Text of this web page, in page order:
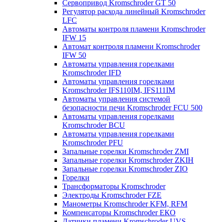
Cервопривод Kromschroder GT 50
Регулятор расхода линейный Kromschroder
LFC
Автоматы контроля пламени Kromschroder
IFW 15
Автомат контроля пламени Kromschroder
IFW 50
Автоматы управления горелками
Kromschroder IFD
Автоматы управления горелками
Kromschroder IFS110IM, IFS111IM
Автоматы управления системой
безопасности печи Kromschroder FCU 500
Автоматы управления горелками
Kromschroder BCU
Автоматы управления горелками
Kromschroder PFU
Запальные горелки Kromschroder ZМI
Запальные горелки Kromschroder ZKIH
Запальные горелки Kromschroder ZIO
Горелки
Трансформаторы Kromschroder
Электроды Kromschroder FZE
Манометры Kromschroder KFM, RFM
Компенсаторы Kromschroder ЕКО